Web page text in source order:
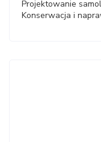
Projektowanie
Konserwacja i